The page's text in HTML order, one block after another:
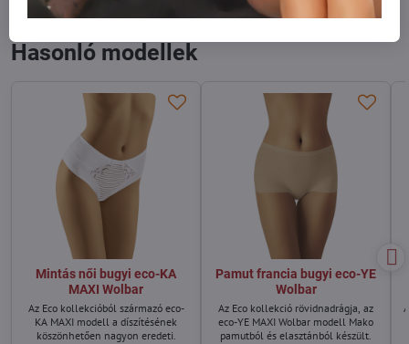
Facebook Reddit LinkedIn
mail
Hasonló modellek
Mintás női bugyi eco-KA
MAXI Wolbar
Az Eco kollekcióból származó eco-
KA MAXI modell a díszítésének
köszönhetően nagyon eredeti.
Pamut francia bugyi eco-YE
Wolbar
Az Eco kollekció rövidnadrágja, az
eco-YE MAXI Wolbar modell Mako
pamutból és elasztánból készült.